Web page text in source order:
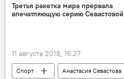
Третья ракетка мира прервала
впечатляющую серию Севастовой
11 августа 2018, 16:27
Спорт
Анастасия Севастова